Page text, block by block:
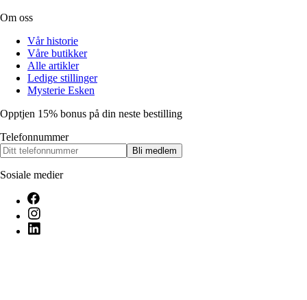
Om oss
Vår historie
Våre butikker
Alle artikler
Ledige stillinger
Mysterie Esken
Opptjen 15% bonus på din neste bestilling
Telefonnummer
Bli medlem
Sosiale medier